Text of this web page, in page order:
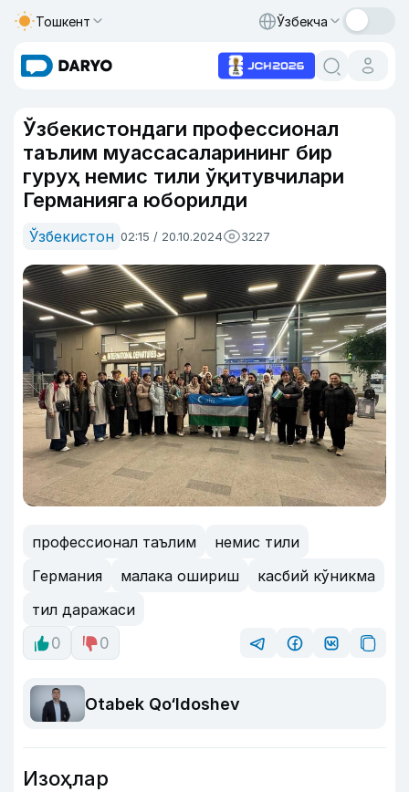
Тошкент Ўзбекча
Ўзбекистондаги профессионал
таълим муассасаларининг бир
гуруҳ немис тили ўқитувчилари
Германияга юборилди
Ўзбекистон 02:15 / 20.10.2024 3227
профессионал таълим
немис тили
Германия
малака ошириш
касбий кўникма
тил даражаси
0
0
Otabek Qo‘ldoshev
Изоҳлар